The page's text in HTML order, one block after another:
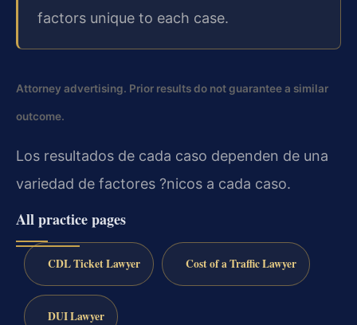
factors unique to each case.
Attorney advertising. Prior results do not guarantee a similar
outcome.
Los resultados de cada caso dependen de una
variedad de factores ?nicos a cada caso.
All practice pages
CDL Ticket Lawyer Cost of a Traffic Lawyer
DUI Lawyer